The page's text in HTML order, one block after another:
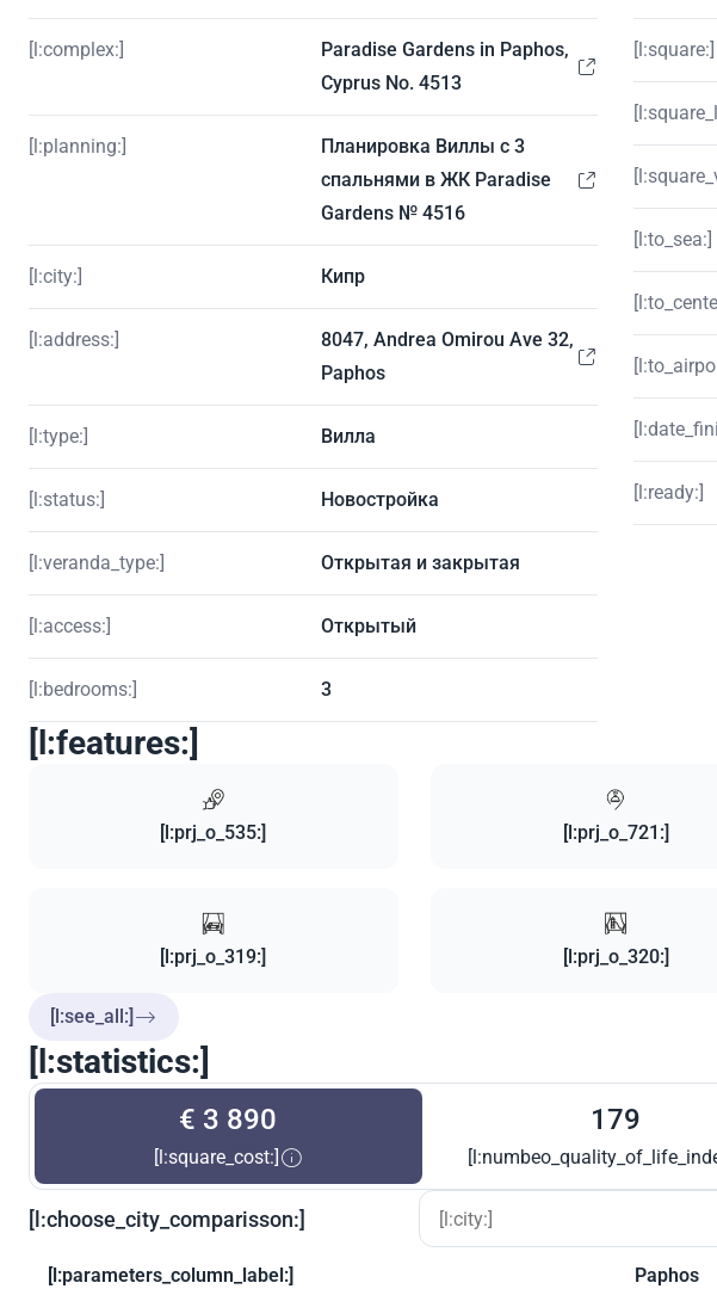
[l:complex:]
Paradise Gardens in Paphos,
Cyprus No. 4513
[l:planning:]
Планировка Виллы с 3
спальнями в ЖК Paradise
Gardens № 4516
[l:city:] Кипр
[l:address:]
8047, Andrea Omirou Ave 32,
Paphos
[l:type:] Вилла
[l:status:] Новостройка
[l:veranda_type:] Открытая и закрытая
[l:access:] Открытый
[l:bedrooms:] 3
[l:square:]
[l:to_sea:]
[l:ready:]
[l:features:]
[l:prj_o_535:] [l:prj_o_721:]
[l:prj_o_319:] [l:prj_o_320:]
[l:see_all:]
[l:statistics:]
€ 3 890
[l:square_cost:]
179
[l:choose_city_comparisson:]
[l:parameters_column_label:] Paphos